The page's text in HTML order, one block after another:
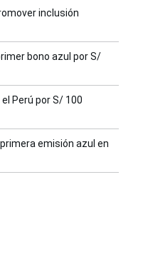
inclusión
bono azul por S/
Perú por S/ 100
emisión azul en